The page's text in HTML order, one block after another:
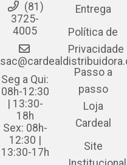
(81)
3725-
4005
Seg a Qui:
08h-12:30
| 13:30-
18h
Sex: 08h-
12:30 |
13:30-17h
Entrega
Política de
Privacidade
Passo a
passo
Loja
Cardeal
Site